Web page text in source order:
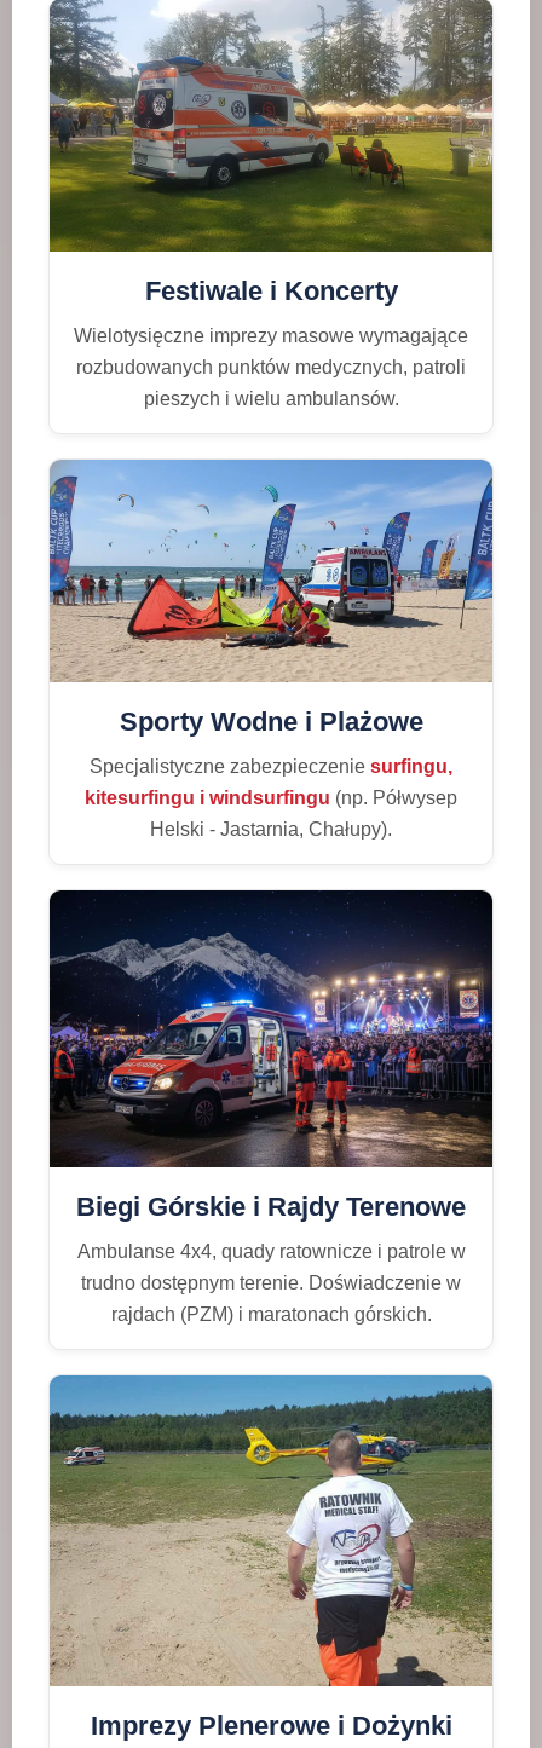
Festiwale i Koncerty
Wielotysięczne imprezy masowe wymagające
rozbudowanych punktów medycznych, patroli
pieszych i wielu ambulansów.
Sporty Wodne i Plażowe
Specjalistyczne zabezpieczenie surfingu,
kitesurfingu i windsurfingu (np. Półwysep
Helski - Jastarnia, Chałupy).
Biegi Górskie i Rajdy Terenowe
Ambulanse 4x4, quady ratownicze i patrole w
trudno dostępnym terenie. Doświadczenie w
rajdach (PZM) i maratonach górskich.
Imprezy Plenerowe i Dożynki